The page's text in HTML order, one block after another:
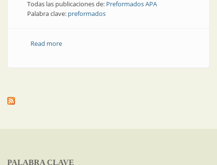
Todas las publicaciones de: Preformados APA
Palabra clave: preformados
Read moreabout Preformados para energía y
PALABRA CLAVE